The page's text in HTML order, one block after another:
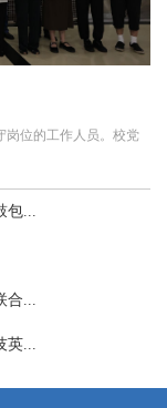
岗位的工作人员。校党
包...
合...
英...